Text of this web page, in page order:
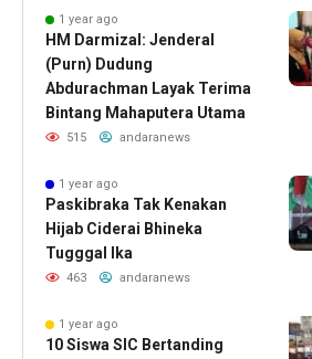
1 year ago
HM Darmizal: Jenderal
(Purn) Dudung
Abdurachman Layak Terima
Bintang Mahaputera Utama
515 andaranews
1 year ago
Paskibraka Tak Kenakan
Hijab Ciderai Bhineka
Tugggal Ika
463 andaranews
1 year ago
10 Siswa SIC Bertanding